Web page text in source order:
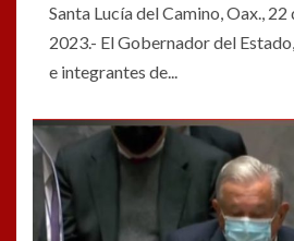
Santa Lucía del Camino, Oax.,
2023.- El Gobernador del
e integrantes de...